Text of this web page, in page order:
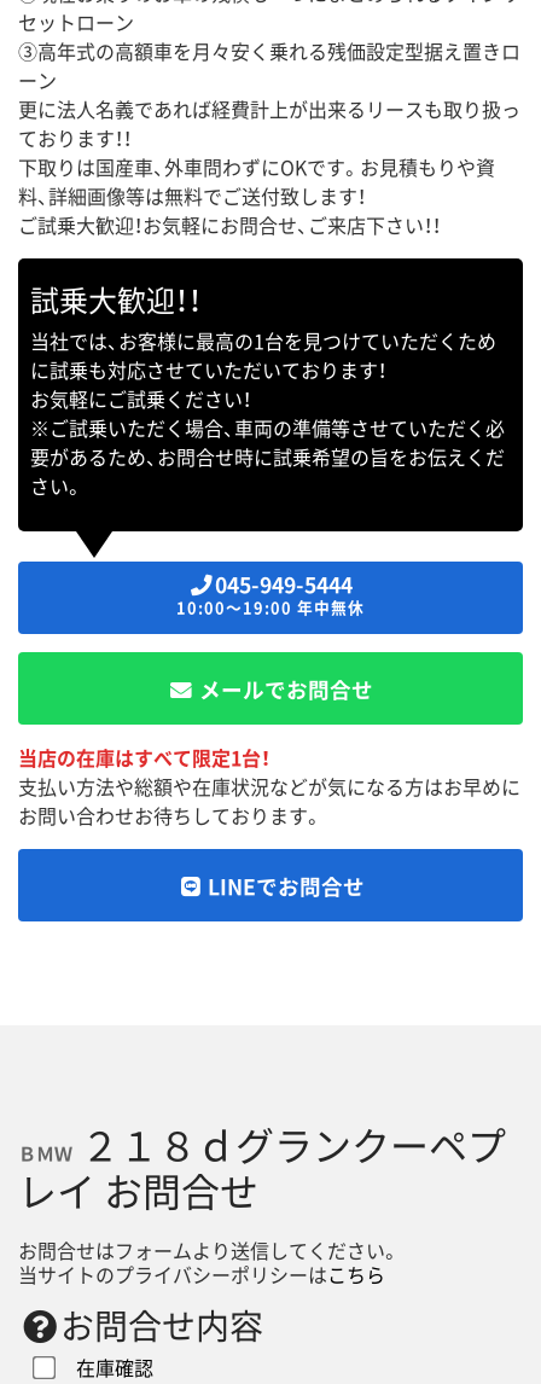
セットローン
③高年式の高額車を月々安く乗れる残価設定型据え置きロ
ーン
更に法人名義であれば経費計上が出来るリースも取り扱っ
ております！！
下取りは国産車、外車問わずにOKです。お見積もりや資
料、詳細画像等は無料でご送付致します！
ご試乗大歓迎！お気軽にお問合せ、ご来店下さい！！
試乗大歓迎！！
当社では、お客様に最高の1台を見つけていただくため
に試乗も対応させていただいております！
お気軽にご試乗ください！
※ご試乗いただく場合、車両の準備等させていただく必
要があるため、お問合せ時に試乗希望の旨をお伝えくだ
さい。
045-949-5444
10:00～19:00 年中無休
メールでお問合せ
当店の在庫はすべて限定1台！
支払い方法や総額や在庫状況などが気になる方はお早めに
お問い合わせお待ちしております。
LINEでお問合せ
ＢＭＷ
２１８ｄグランクーペプ
レイ お問合せ
お問合せはフォームより送信してください。
当サイトのプライバシーポリシーはこちら
お問合せ内容
在庫確認